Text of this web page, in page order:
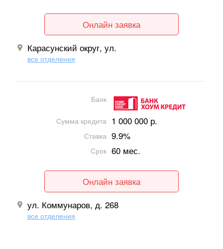
Онлайн заявка
Карасунский округ, ул.
все отделения
Банк
Сумма кредита 1 000 000 р.
Ставка 9.9%
Срок 60 мес.
Онлайн заявка
ул. Коммунаров, д. 268
все отделения